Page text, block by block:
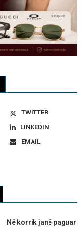
TWITTER
LINKEDIN
EMAIL
Në korrik janë paguar